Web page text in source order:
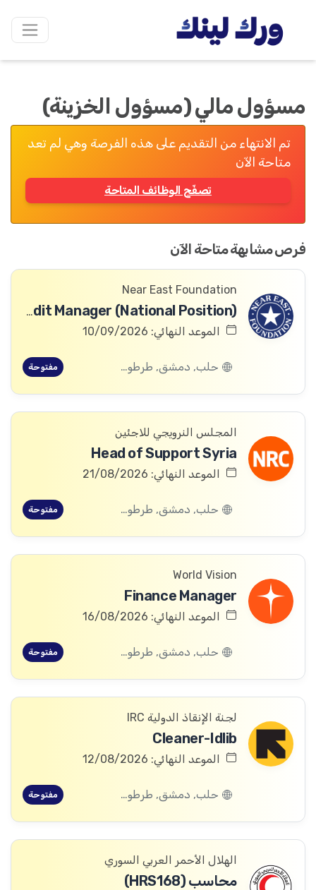
مسؤول مالي (مسؤول الخزينة)
تم الانتهاء من التقديم على هذه الفرصة وهي لم تعد
متاحة الآن
تصفّح الوظائف المتاحة
فرص مشابهة متاحة الآن
Near East Foundation
Enterprise Finance & Credit Manager (National Position)
الموعد النهائي: 10/09/2026
حلب, دمشق, طرطوس, ريف دمشق, ديرالزور, درعا, السويداء, إدلب, القنيطرة, اللاذقية, الرقة, حمص, الحسكة, حماة مفتوحة
المجلس النرويجي للاجئين
Head of Support Syria
الموعد النهائي: 21/08/2026
حلب, دمشق, طرطوس, ريف دمشق, ديرالزور, درعا, السويداء, إدلب, القنيطرة, اللاذقية, الرقة, حمص, الحسكة, حماة مفتوحة
World Vision
Finance Manager
الموعد النهائي: 16/08/2026
حلب, دمشق, طرطوس, ريف دمشق, ديرالزور, درعا, السويداء, إدلب, القنيطرة, اللاذقية, الرقة, حمص, الحسكة, حماة مفتوحة
لجنة الإنقاذ الدولية IRC
Cleaner-Idlib
الموعد النهائي: 12/08/2026
حلب, دمشق, طرطوس, ريف دمشق, ديرالزور, درعا, السويداء, إدلب, القنيطرة, اللاذقية, الرقة, حمص, الحسكة, حماة مفتوحة
الهلال الأحمر العربي السوري
محاسب (HRS168)